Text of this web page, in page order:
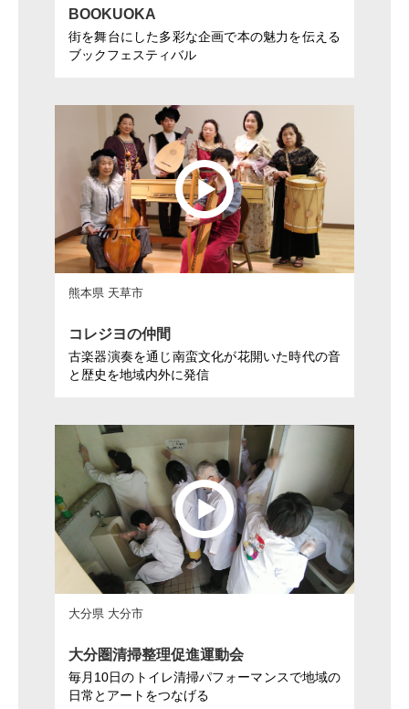
BOOKUOKA
街を舞台にした多彩な企画で本の魅力を伝える
ブックフェスティバル
熊本県 天草市
コレジヨの仲間
古楽器演奏を通じ南蛮文化が花開いた時代の音
と歴史を地域内外に発信
大分県 大分市
大分圏清掃整理促進運動会
毎月10日のトイレ清掃パフォーマンスで地域の
日常とアートをつなげる